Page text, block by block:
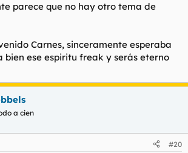
parece que no hay otro tema de
Carnes, sinceramente esperaba
bien ese espiritu freak y serás eterno
a cien
#20